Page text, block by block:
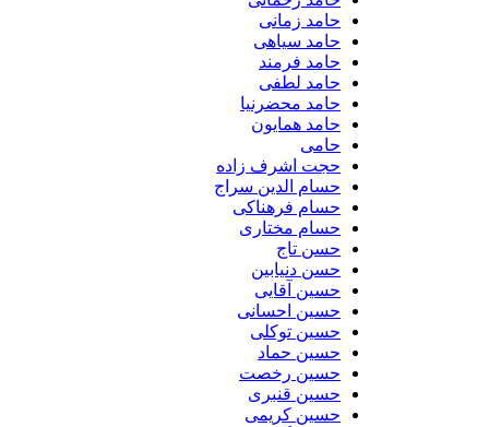
حامد زمانی
حامد سیاهی
حامد فرمند
حامد لطفی
حامد محضرنیا
حامد همایون
حامی
حجت اشرف زاده
حسام الدین سراج
حسام فرهناکی
حسام مختاری
حسن تاج
حسن دنیابین
حسین آقایی
حسین احسانی
حسین توکلی
حسین حماد
حسین رخصت
حسین قنبری
حسین کریمی